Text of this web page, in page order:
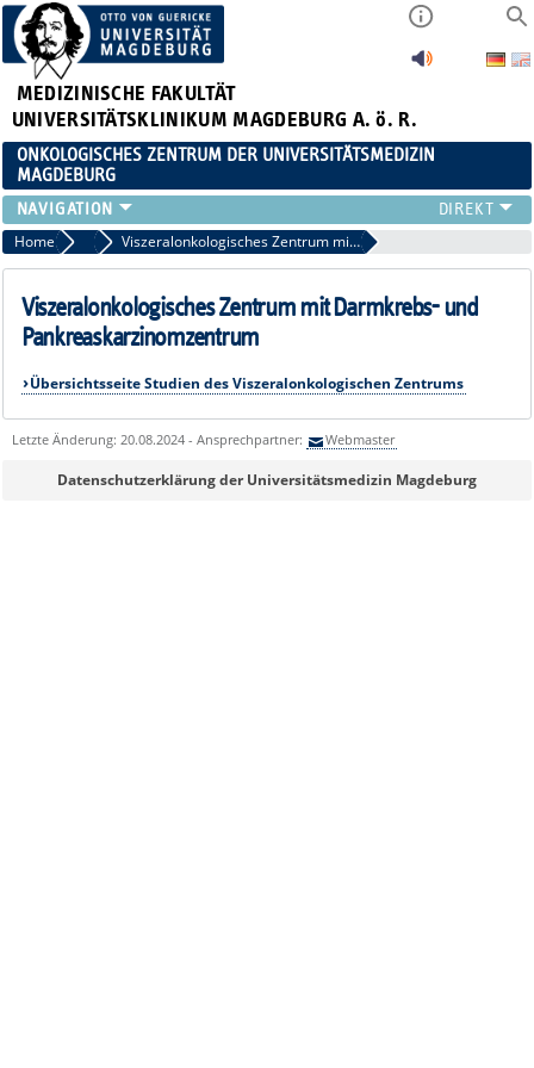
MEDIZINISCHE FAKULTÄT
UNIVERSITÄTSKLINIKUM MAGDEBURG A. ö. R.
ONKOLOGISCHES ZENTRUM DER UNIVERSITÄTSMEDIZIN
MAGDEBURG
ORGANISATION
TUMORBOARDS
ONKOLOGISCHE FACHPFLEGE
STUDIEN
KONTAKT UND ANFAHRT
ZERTIFIZIERTE ZENTREN
WEITERE ZENTREN
Home Studien Viszeralonkologisches Zentrum mit Darmkrebs- und Pankreaskarzinomzentrum
Viszeralonkologisches Zentrum mit Darmkrebs- und
Pankreaskarzinomzentrum
Übersichtsseite Studien des Viszeralonkologischen Zentrums
Letzte Änderung: 20.08.2024 - Ansprechpartner: Webmaster
Datenschutzerklärung der Universitätsmedizin Magdeburg